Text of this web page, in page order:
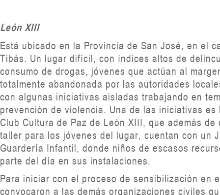
León XIII
Está ubicado en la Provincia de San José, en el
Tibás. Un lugar difícil, con índices altos de
consumo de drogas, jóvenes que actúan al
totalmente abandonada por las autoridades
con algunas iniciativas aisladas trabajando en
prevención de violencia. Una de las iniciativas
Club Cultura de Paz de León XIII, que además
taller para los jóvenes del lugar, cuentan con un
Guardería Infantil, donde niños de escasos
parte del día en sus instalaciones.
Para iniciar con el proceso de sensibilización en
convocaron a las demás organizaciones civiles